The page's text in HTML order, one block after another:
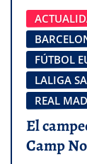
FÚTBOL
LALIGA
REAL
El
Camp